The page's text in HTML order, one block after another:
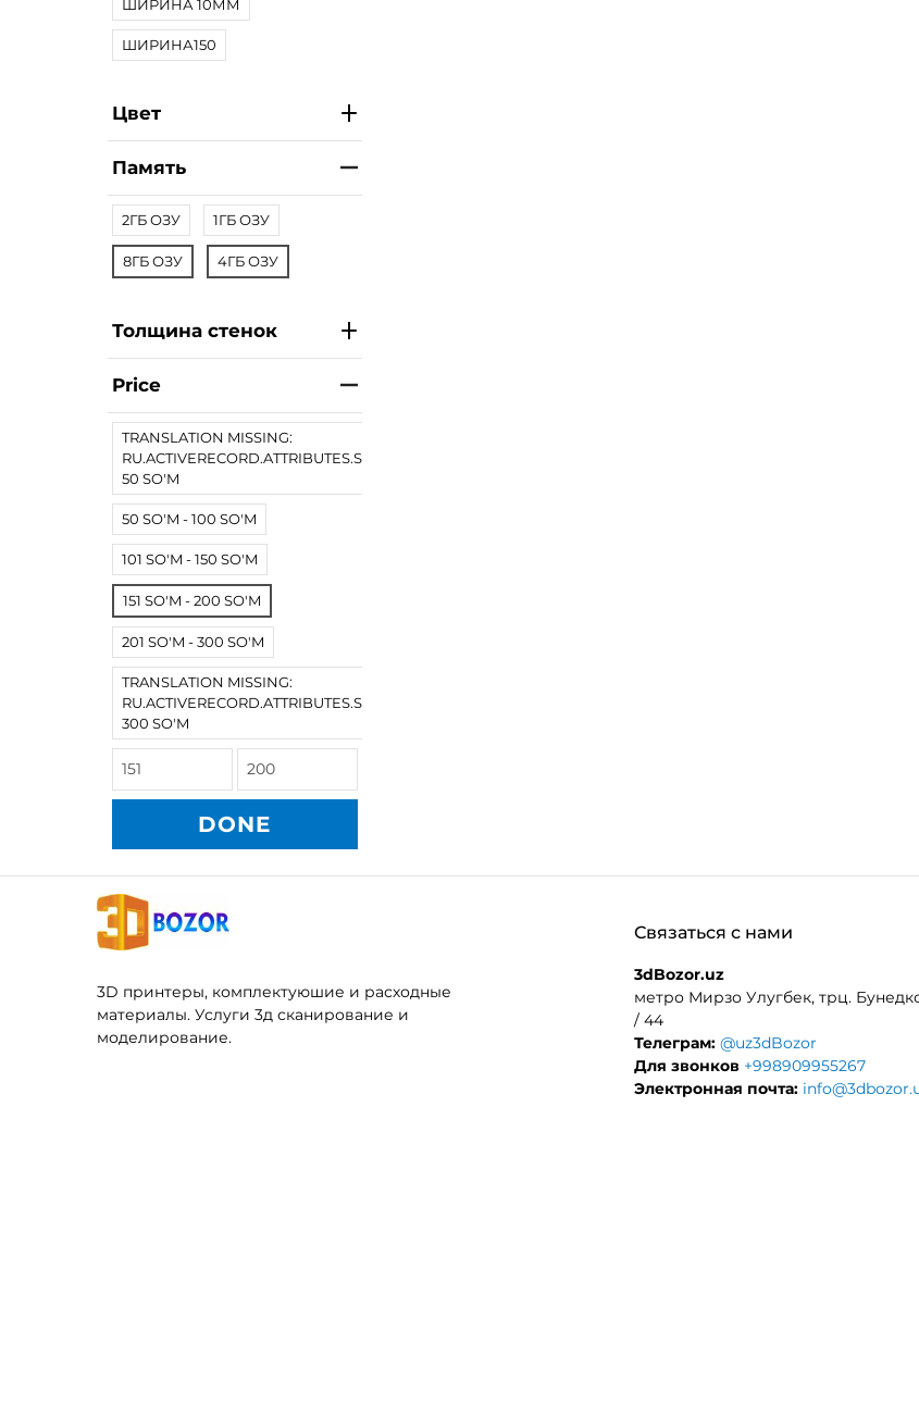
ШИРИНА 10ММ
ШИРИНА150
Цвет
Память
2ГБ ОЗУ 1ГБ ОЗУ
8ГБ ОЗУ 4ГБ ОЗУ
Толщина стенок
Price
TRANSLATION MISSING:
RU.ACTIVERECORD.ATTRIBUTES.SPREE/PRODUCT.LESS_THAN
50 SO'M
50 SO'M - 100 SO'M
101 SO'M - 150 SO'M
151 SO'M - 200 SO'M
201 SO'M - 300 SO'M
TRANSLATION MISSING:
RU.ACTIVERECORD.ATTRIBUTES.SPREE/PRODUCT.MORE_THAN
300 SO'M
DONE
3D принтеры, комплектуюшие и расходные
материалы. Услуги 3д сканирование и
моделирование.
Связаться с нами
3dBozor.uz
метро Мирзо Улугбек, трц.
/ 44
Телеграм: @uz3dBozor
Для звонков +998909955267
Электронная почта: